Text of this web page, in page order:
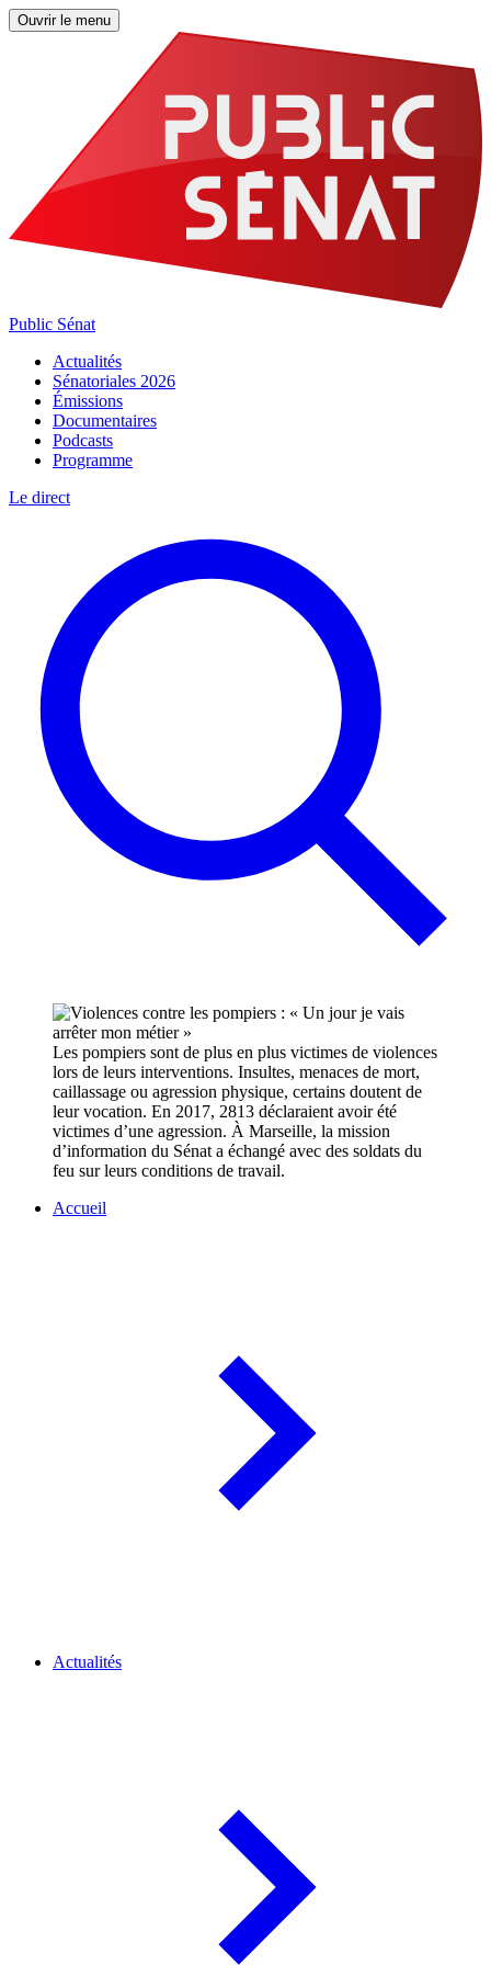
Ouvrir le menu
Public Sénat
Actualités
Sénatoriales 2026
Émissions
Documentaires
Podcasts
Programme
Le direct
Les pompiers sont de plus en plus victimes de violences
lors de leurs interventions. Insultes, menaces de mort,
caillassage ou agression physique, certains doutent de
leur vocation. En 2017, 2813 déclaraient avoir été
victimes d’une agression. À Marseille, la mission
d’information du Sénat a échangé avec des soldats du
feu sur leurs conditions de travail.
Accueil
Actualités